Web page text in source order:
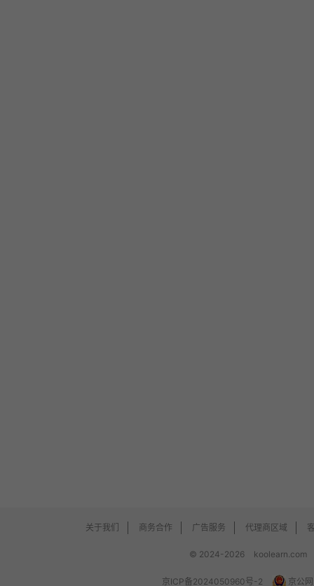
关于我们 商务合作 广告服务 代理商区域
© 2024-2026 koolearn.com
京ICP备2024050960号-2 京公